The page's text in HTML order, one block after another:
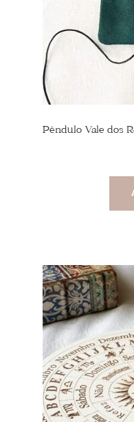
Pêndulo Vale dos